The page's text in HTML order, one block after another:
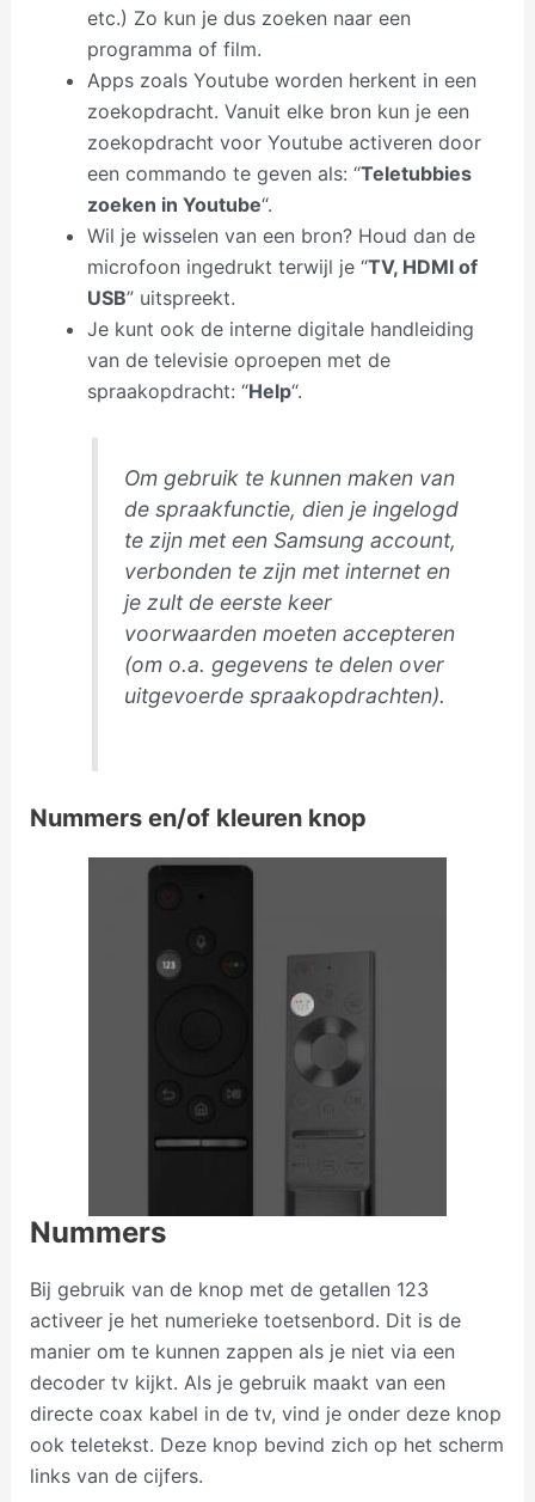
etc.) Zo kun je dus zoeken naar een
programma of film.
Apps zoals Youtube worden herkent in een
zoekopdracht. Vanuit elke bron kun je een
zoekopdracht voor Youtube activeren door
een commando te geven als: “Teletubbies
zoeken in Youtube“.
Wil je wisselen van een bron? Houd dan de
microfoon ingedrukt terwijl je “TV, HDMI of
USB” uitspreekt.
Je kunt ook de interne digitale handleiding
van de televisie oproepen met de
spraakopdracht: “Help“.
Om gebruik te kunnen maken van
de spraakfunctie, dien je ingelogd
te zijn met een Samsung account,
verbonden te zijn met internet en
je zult de eerste keer
voorwaarden moeten accepteren
(om o.a. gegevens te delen over
uitgevoerde spraakopdrachten).
Nummers en/of kleuren knop
Nummers
Bij gebruik van de knop met de getallen 123
activeer je het numerieke toetsenbord. Dit is de
manier om te kunnen zappen als je niet via een
decoder tv kijkt. Als je gebruik maakt van een
directe coax kabel in de tv, vind je onder deze knop
ook teletekst. Deze knop bevind zich op het scherm
links van de cijfers.